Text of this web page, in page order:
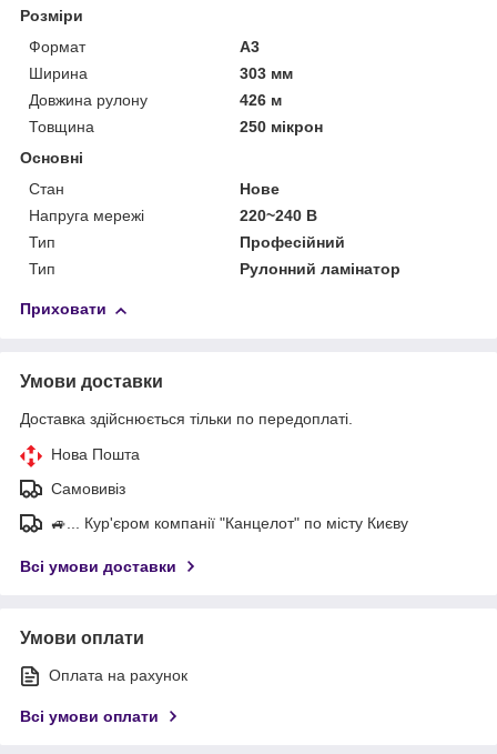
Розміри
Формат
A3
Ширина
303 мм
Довжина рулону
426 м
Товщина
250 мікрон
Основні
Стан
Нове
Напруга мережі
220~240 В
Тип
Професійний
Тип
Рулонний ламінатор
Приховати
Умови доставки
Доставка здійснюється тільки по передоплаті.
Нова Пошта
Самовивіз
🚙... Кур'єром компанії "Канцелот" по місту Києву
Всі умови доставки
Умови оплати
Оплата на рахунок
Всі умови оплати